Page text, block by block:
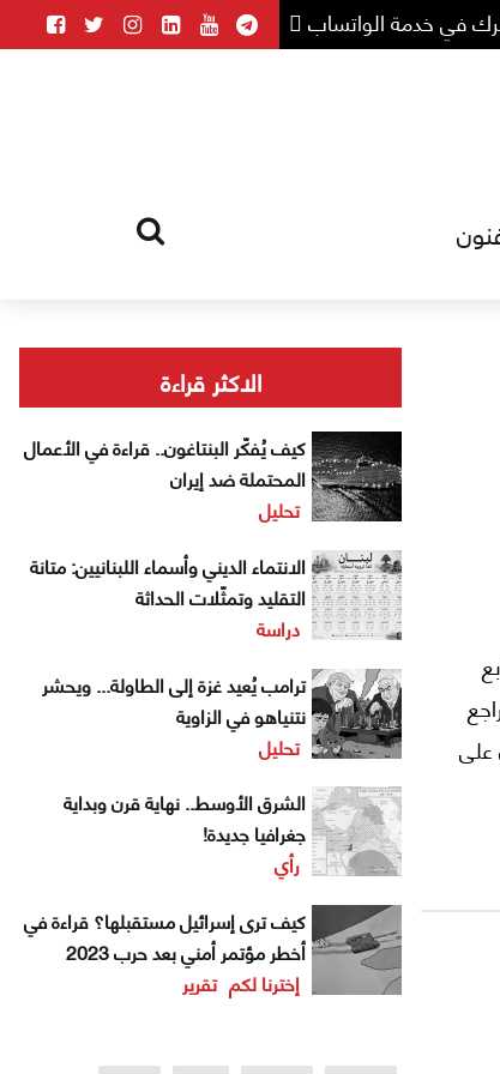
في خدمة الواتساب
على
الاكثر قراءة
كيف يُفكّر البنتاغون.. قراءة في الأعمال
المحتملة ضد إيران
تحليل
الانتماء الديني وأسماء اللبنانيين: متانة
التقليد وتمثّلات الحداثة
دراسة
ترامب يُعيد غزة إلى الطاولة... ويحشر
نتنياهو في الزاوية
تحليل
الشرق الأوسط.. نهاية قرن وبداية
جغرافيا جديدة!
رأي
كيف ترى إسرائيل مستقبلها؟ قراءة في
أخطر مؤتمر أمني بعد حرب 2023
إخترنا لكم تقرير